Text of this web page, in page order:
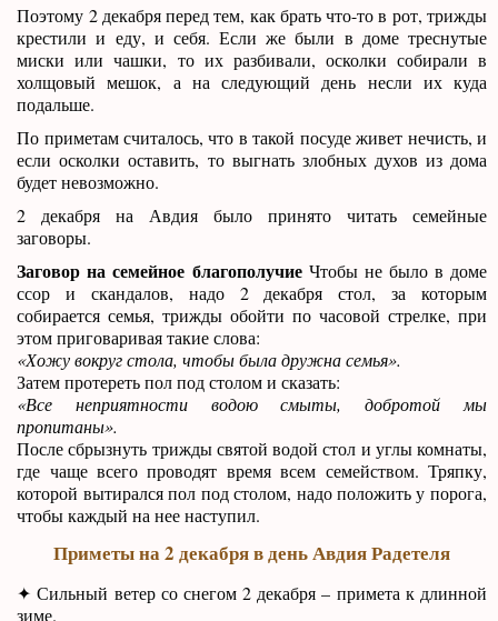
Поэтому 2 декабря перед тем, как брать что-то в рот, трижды
крестили и еду, и себя. Если же были в доме треснутые
миски или чашки, то их разбивали, осколки собирали в
холщовый мешок, а на следующий день несли их куда
подальше.
По приметам считалось, что в такой посуде живет нечисть, и
если осколки оставить, то выгнать злобных духов из дома
будет невозможно.
2 декабря на Авдия было принято читать семейные
заговоры.
Заговор на семейное благополучиеЧтобы не было в доме
ссор и скандалов, надо 2 декабря стол, за которым
собирается семья, трижды обойти по часовой стрелке, при
этом приговаривая такие слова:
«Хожу вокруг стола, чтобы была дружна семья».
Затем протереть пол под столом и сказать:
«Все неприятности водою смыты, добротой мы
пропитаны».
После сбрызнуть трижды святой водой стол и углы комнаты,
где чаще всего проводят время всем семейством. Тряпку,
которой вытирался пол под столом, надо положить у порога,
чтобы каждый на нее наступил.
Приметы на 2 декабря в день Авдия Радетеля
✦ Сильный ветер со снегом 2 декабря – примета к длинной
зиме.